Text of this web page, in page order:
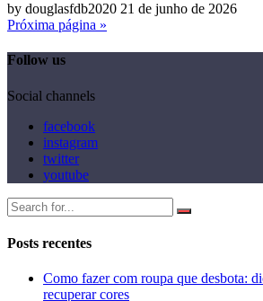
by douglasfdb2020 21 de junho de 2026
Próxima página »
Follow us
Social channels
facebook
instagram
twitter
youtube
Posts recentes
Como fazer com roupa que desbota:
recuperar cores